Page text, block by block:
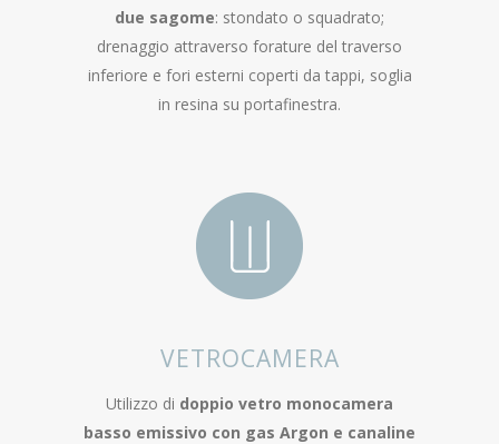
due sagome: stondato o squadrato;
drenaggio attraverso forature del traverso
inferiore e fori esterni coperti da tappi, soglia
in resina su portafinestra.
VETROCAMERA
Utilizzo di doppio vetro monocamera
basso emissivo con gas Argon e canaline